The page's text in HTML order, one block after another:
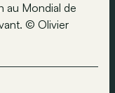
au Mondial de
© Olivier